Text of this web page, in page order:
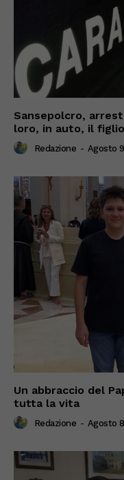
Sansepolcro,
loro, in auto, il
Redazione - Agosto
Un abbraccio del
tutta la vita
Redazione - Agosto